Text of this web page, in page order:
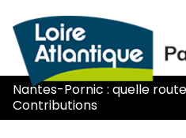
Nantes-Pornic : quelle
Contributions